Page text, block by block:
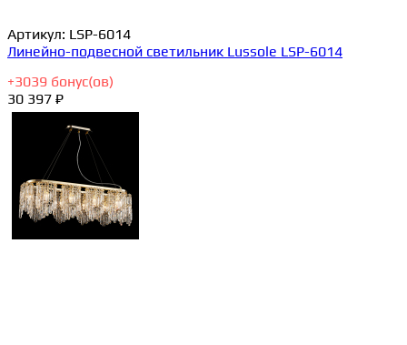
Артикул: LSP-6014
Линейно-подвесной светильник Lussole LSP-6014
+3039 бонус(ов)
30 397 ₽